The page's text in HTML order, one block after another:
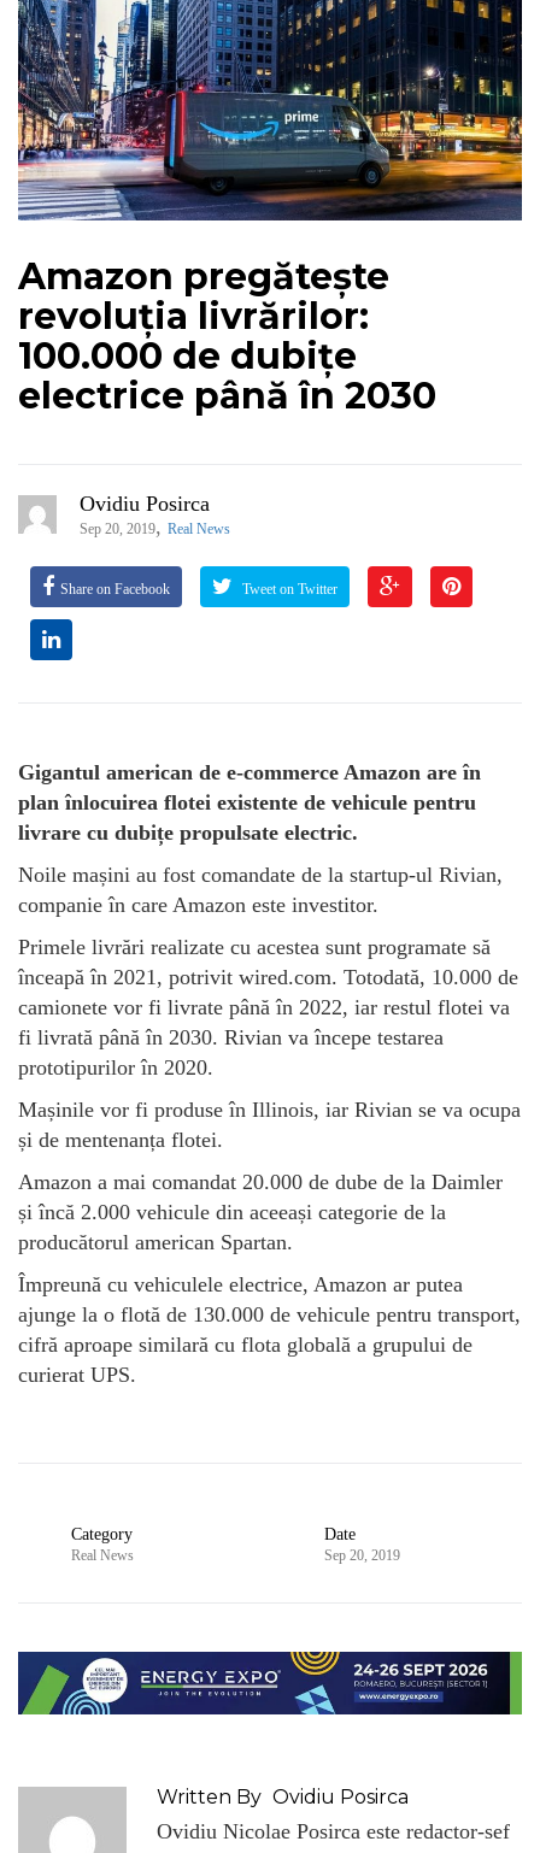
Amazon pregătește
revoluția livrărilor:
100.000 de dubițe
electrice până în 2030
Ovidiu Posirca
Sep 20, 2019, Real News
Share on Facebook Tweet on Twitter
Gigantul american de e-commerce Amazon are în
plan înlocuirea flotei existente de vehicule pentru
livrare cu dubițe propulsate electric.
Noile mașini au fost comandate de la startup-ul Rivian,
companie în care Amazon este investitor.
Primele livrări realizate cu acestea sunt programate să
înceapă în 2021, potrivit wired.com. Totodată, 10.000 de
camionete vor fi livrate până în 2022, iar restul flotei va
fi livrată până în 2030. Rivian va începe testarea
prototipurilor în 2020.
Mașinile vor fi produse în Illinois, iar Rivian se va ocupa
și de mentenanța flotei.
Amazon a mai comandat 20.000 de dube de la Daimler
și încă 2.000 vehicule din aceeași categorie de la
producătorul american Spartan.
Împreună cu vehiculele electrice, Amazon ar putea
ajunge la o flotă de 130.000 de vehicule pentru transport,
cifră aproape similară cu flota globală a grupului de
curierat UPS.
Category
Real News
Date
Sep 20, 2019
Written By Ovidiu Posirca
Ovidiu Nicolae Posirca este redactor-sef